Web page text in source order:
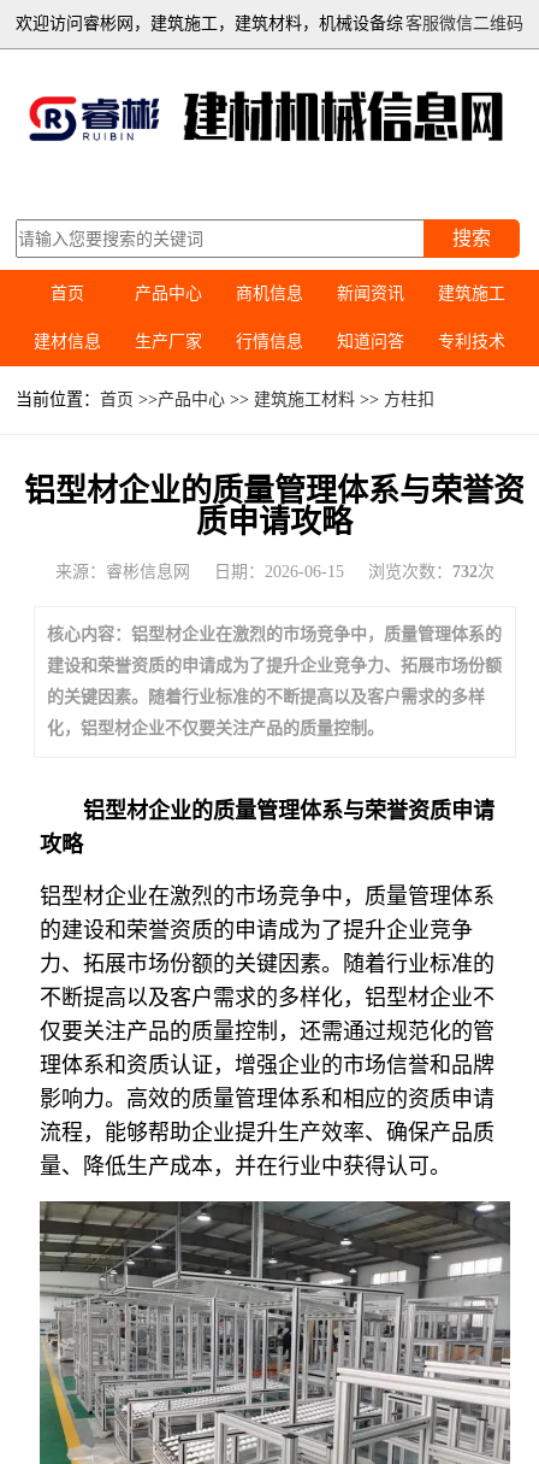
客服微信二维码
欢迎访问睿彬网，建筑施工，建筑材料，机械设备综
搜索
首页 产品中心 商机信息 新闻资讯 建筑施工
建材信息 生产厂家 行情信息 知道问答 专利技术
当前位置：首页 >>产品中心 >> 建筑施工材料 >> 方柱扣
铝型材企业的质量管理体系与荣誉资
质申请攻略
来源：睿彬信息网 日期：2026-06-15 浏览次数： 732次
核心内容：铝型材企业在激烈的市场竞争中，质量管理体系的
建设和荣誉资质的申请成为了提升企业竞争力、拓展市场份额
的关键因素。随着行业标准的不断提高以及客户需求的多样
化，铝型材企业不仅要关注产品的质量控制。
铝型材企业的质量管理体系与荣誉资质申请
攻略
铝型材企业在激烈的市场竞争中，质量管理体系
的建设和荣誉资质的申请成为了提升企业竞争
力、拓展市场份额的关键因素。随着行业标准的
不断提高以及客户需求的多样化，铝型材企业不
仅要关注产品的质量控制，还需通过规范化的管
理体系和资质认证，增强企业的市场信誉和品牌
影响力。高效的质量管理体系和相应的资质申请
流程，能够帮助企业提升生产效率、确保产品质
量、降低生产成本，并在行业中获得认可。